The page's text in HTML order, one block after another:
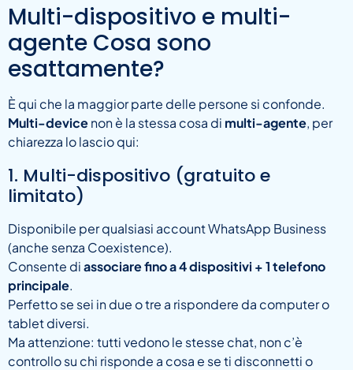
Multi-dispositivo e multi-
agente Cosa sono
esattamente?
È qui che la maggior parte delle persone si confonde.
Multi-devicenon è la stessa cosa di multi-agente, per
chiarezza lo lascio qui:
1. Multi-dispositivo (gratuito e
limitato)
Disponibile per qualsiasi account WhatsApp Business
(anche senza Coexistence).
Consente diassociare fino a 4 dispositivi + 1 telefono
principale.
Perfetto se sei in due o tre a rispondere da computer o
tablet diversi.
Ma attenzione: tutti vedono le stesse chat, non c’è
controllo su chi risponde a cosa e se ti disconnetti o